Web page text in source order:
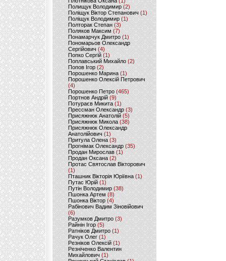
Полищук Володимир(2)
Поліщук Віктор Степанович(1)
Поліщук Володимир (1)
Полторак Степан(3)
Поляков Максим (7)
Понамарчук Дмитро (1)
Пономарьов Олександр
Сергійович(4)
Попко Сергій (1)
Поплавський Михайло (2)
Попов Ігор(2)
Порошенко Марина (1)
Порошенко Олексій Петрович
(4)
Порошенко Петро (465)
Портнов Андрій (9)
Потураєв Микита(1)
Прессман Олександр(3)
Присяжнюк Анатолій (5)
Присяжнюк Микола (38)
Присяжнюк Олександр
Анатолійович (1)
Притула Олена (3)
Прогнімак Олександр(35)
Продан Мирослав(1)
Продан Оксана (2)
Протас Святослав Вікторович
(1)
Пташник Вікторія Юріївна (1)
Путас Юрій (1)
Путін Володимир(38)
Пшонка Артем (8)
Пшонка Віктор(4)
Рабінович Вадим Зіновійович
(6)
Разумков Дмитро (3)
Райнін Ігор(5)
Ратніков Дмитро (1)
Рачук Олег (1)
Резніков Олексій(1)
Резніченко Валентин
Михайлович (1)